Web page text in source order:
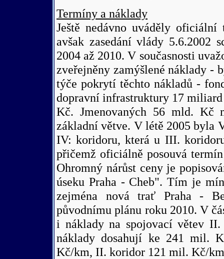
Termíny a náklady
Ještě nedávno uváděly
avšak zasedání vlády 5.6.2002
2004 až 2010. V současnosti
zveřejněny zamýšlené náklady -
týče pokrytí těchto nákladů -
dopravní infrastruktury 17
Kč. Jmenovaných 56 mld. Kč
základní větve. V létě 2005 byla
IV: koridoru, která u III.
přičemž oficiálně posouvá
Ohromný nárůst ceny je
úseku Praha - Cheb". Tím je
zejména nová trať Praha -
původnímu plánu roku 2010. V
i náklady na spojovací větev
náklady dosahují ke 241 mil.
Kč/km, II. koridor 121 mil. Kč/